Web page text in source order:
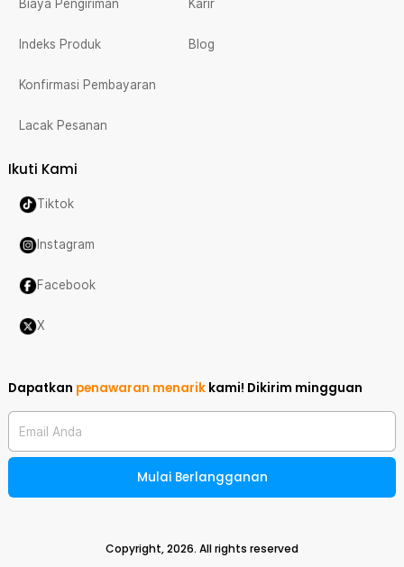
Biaya Pengiriman
Indeks Produk
Konfirmasi Pembayaran
Lacak Pesanan
Karir
Blog
Ikuti Kami
Tiktok
Instagram
Facebook
X
Dapatkan penawaran menarik kami! Dikirim mingguan
Email Anda
Mulai Berlangganan
Copyright,2026. All rights reserved